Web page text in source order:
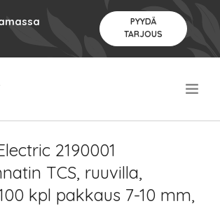
PYYDÄ
TARJOUS
2190001
TCS, ruuvilla,
kpl pakkaus 7-10 mm,